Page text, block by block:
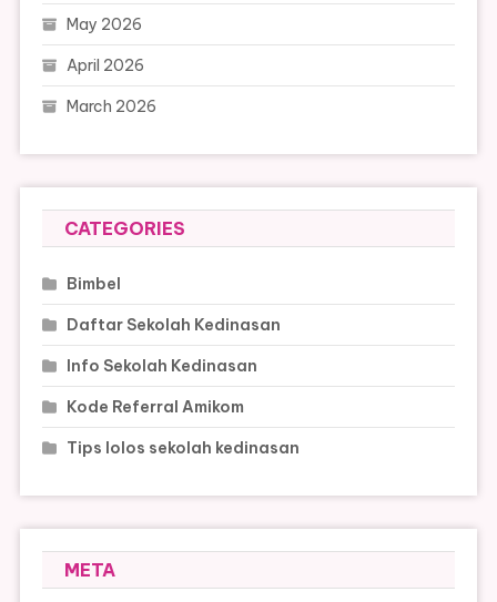
May 2026
April 2026
March 2026
CATEGORIES
Bimbel
Daftar Sekolah Kedinasan
Info Sekolah Kedinasan
Kode Referral Amikom
Tips lolos sekolah kedinasan
META